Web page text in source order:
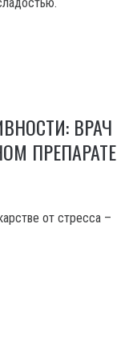
ВРАЧ
ПРЕПАРАТЕ
от стресса –